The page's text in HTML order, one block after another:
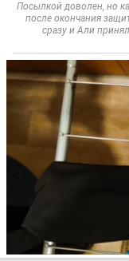
Посылкой доволен, но
после окончания
сразу и Али